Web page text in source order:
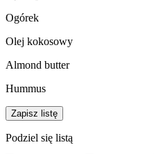
Ogórek
Olej kokosowy
Almond butter
Hummus
Zapisz listę
Podziel się listą